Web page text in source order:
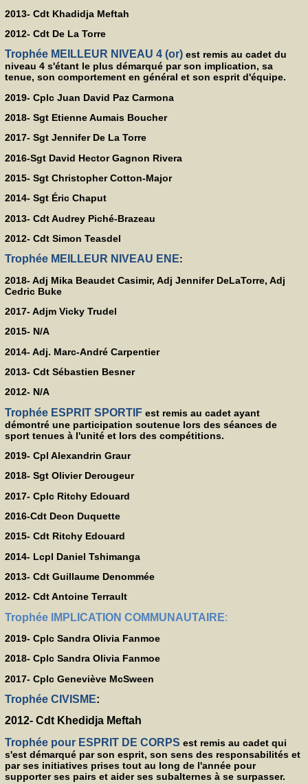
2013- Cdt Khadidja Meftah
2012- Cdt De La Torre
Trophée MEILLEUR NIVEAU 4 (or) est remis au cadet du
niveau 4 s'étant le plus démarqué par son implication, sa
tenue, son comportement en général et son esprit d'équipe.
2019- Cplc Juan David Paz Carmona
2018- Sgt Etienne Aumais Boucher
2017- Sgt Jennifer De La Torre
2016-Sgt David Hector Gagnon Rivera
2015- Sgt Christopher Cotton-Major
2014- Sgt Éric Chaput
2013- Cdt Audrey Piché-Brazeau
2012- Cdt Simon Teasdel
Trophée MEILLEUR NIVEAU ENE:
2018- Adj Mika Beaudet Casimir, Adj Jennifer DeLaTorre, Adj
Cedric Buke
2017- Adjm Vicky Trudel
2015- N/A
2014- Adj. Marc-André Carpentier
2013- Cdt Sébastien Besner
2012- N/A
Trophée ESPRIT SPORTIF est remis au cadet ayant
démontré une participation soutenue lors des séances de
sport tenues à l'unité et lors des compétitions.
2019- Cpl Alexandrin Graur
2018- Sgt Olivier Derougeur
2017- Cplc Ritchy Edouard
2016-Cdt Deon Duquette
2015- Cdt Ritchy Edouard
2014- Lcpl Daniel Tshimanga
2013- Cdt Guillaume Denommée
2012- Cdt Antoine Terrault
Trophée IMPLICATION COMMUNAUTAIRE:
2019- Cplc Sandra Olivia Fanmoe
2018- Cplc Sandra Olivia Fanmoe
2017- Cplc Geneviève McSween
Trophée CIVISME:
2012- Cdt Khedidja Meftah
Trophée pour ESPRIT DE CORPS est remis au cadet qui
s'est démarqué par son esprit, son sens des responsabilités et
par ses initiatives prises tout au long de l'année pour
supporter ses pairs et aider ses subalternes à se surpasser.